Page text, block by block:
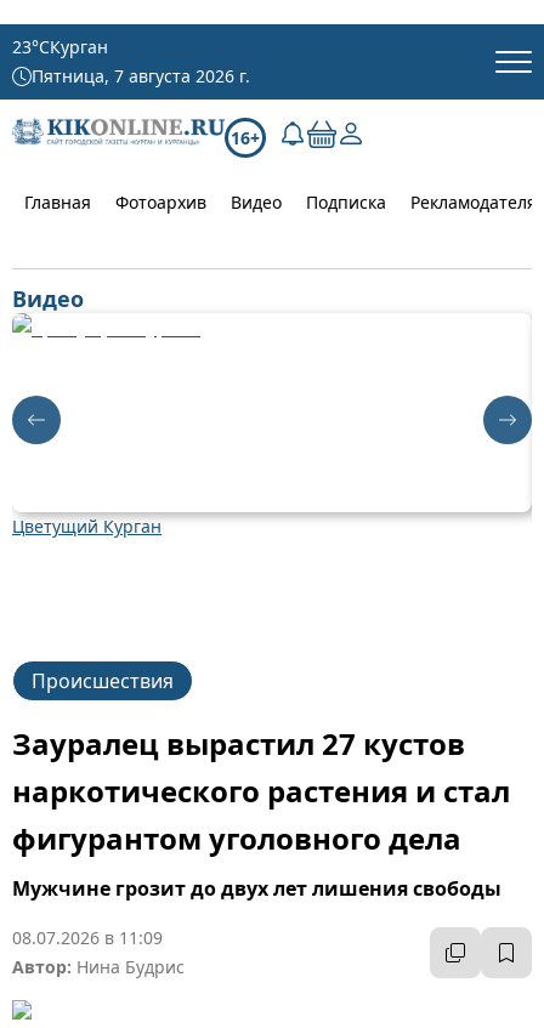
23°CКурган
Пятница, 7 августа 2026 г.
16+
Главная Фотоархив Видео Подписка
Видео
Цветущий Курган
Происшествия
Зауралец вырастил 27 кустов
наркотического растения и стал
фигурантом уголовного дела
Мужчине грозит до двух лет лишения свободы
08.07.2026 в 11:09
Автор: Нина Будрис